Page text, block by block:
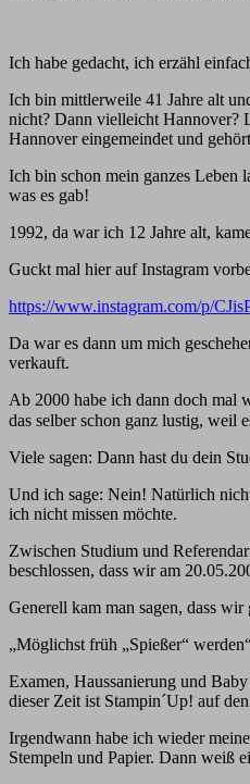
Ich habe gedacht, ich erzähl
Ich bin mittlerweile 41 Jahre alt
nicht? Dann vielleicht Hannover?
Hannover eingemeindet und
Ich bin schon mein ganzes Leben
was es gab!
1992, da war ich 12 Jahre alt,
Guckt mal hier auf Instagram
https://www.instagram.com/p/
Da war es dann um mich
verkauft.
Ab 2000 habe ich dann doch mal
das selber schon ganz lustig, weil
Viele sagen: Dann hast du dein
Und ich sage: Nein! Natürlich
ich nicht missen möchte.
Zwischen Studium und
beschlossen, dass wir am
Generell kam man sagen, dass
„Möglichst früh „Spießer“
Examen, Haussanierung und
dieser Zeit ist Stampin´Up! auf
Irgendwann habe ich wieder
Stempeln und Papier. Dann weiß